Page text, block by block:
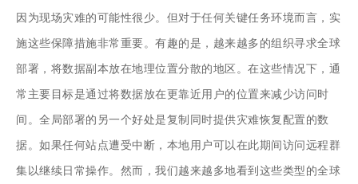
因为现场灾难的可能性很少。但对于任何关键任务环境而言，实
施这些保障措施非常重要。有趣的是，越来越多的组织寻求全球
部署，将数据副本放在地理位置分散的地区。在这些情况下，通
常主要目标是通过将数据放在更靠近用户的位置来减少访问时
间。全局部署的另一个好处是复制同时提供灾难恢复配置的数
据。如果任何站点遭受中断，本地用户可以在此期间访问远程群
集以继续日常操作。然而，我们越来越多地看到这些类型的全球